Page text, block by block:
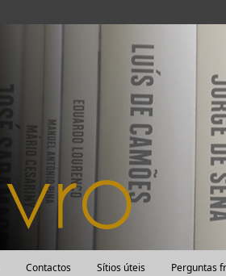
Contactos Sítios úteis Perguntas